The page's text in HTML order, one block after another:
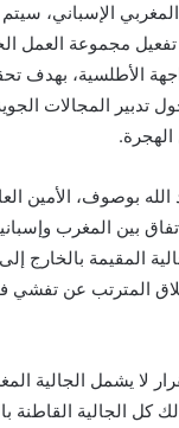
الإسباني، سيتم
تفعيل مجموعة العمل
الأطلسية، بهدف
تدبير المجالات
بوصوف، الأمين
بين المغرب
المقيمة بالخارج
المترتب عن تفشي
لا يشمل الجالية
كل الجالية القاطنة